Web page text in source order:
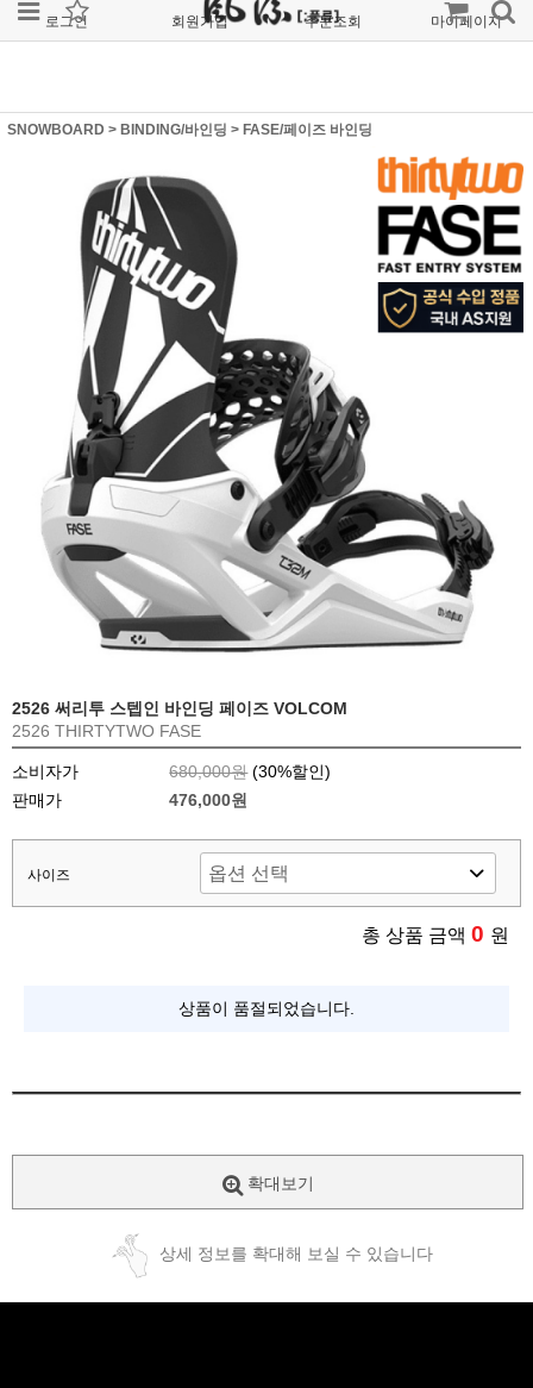
로그인 회원가입 주문조회 마이페이지
SNOWBOARD > BINDING/바인딩 > FASE/페이즈 바인딩
2526 써리투 스텝인 바인딩 페이즈 VOLCOM
2526 THIRTYTWO FASE
소비자가 680,000원 (30%할인)
판매가
476,000원
사이즈
총 상품 금액 0 원
상품이 품절되었습니다.
확대보기
상세 정보를 확대해 보실 수 있습니다